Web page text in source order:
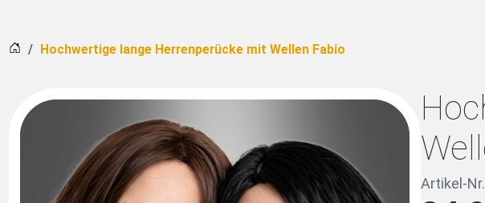
Startseite
Hochwertige lange Herrenperücke mit Wellen Fabio
Artikel-